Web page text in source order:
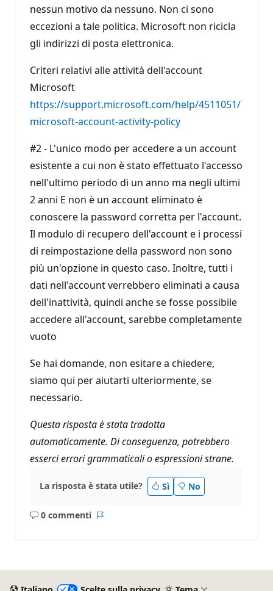
nessun motivo da nessuno. Non ci sono
eccezioni a tale politica. Microsoft non ricicla
gli indirizzi di posta elettronica.
Criteri relativi alle attività dell'account
Microsoft
https://support.microsoft.com/help/4511051/
microsoft-account-activity-policy
#2 - L'unico modo per accedere a un account
esistente a cui non è stato effettuato l'accesso
nell'ultimo periodo di un anno ma negli ultimi
2 anni E non è un account eliminato è
conoscere la password corretta per l'account.
Il modulo di recupero dell'account e i processi
di reimpostazione della password non sono
più un'opzione in questo caso. Inoltre, tutti i
dati nell'account verrebbero eliminati a causa
dell'inattività, quindi anche se fosse possibile
accedere all'account, sarebbe completamente
vuoto
Se hai domande, non esitare a chiedere,
siamo qui per aiutarti ulteriormente, se
necessario.
Questa risposta è stata tradotta
automaticamente. Di conseguenza, potrebbero
esserci errori grammaticali o espressioni strane.
La risposta è stata utile? Sì No
0 commenti
Nessun